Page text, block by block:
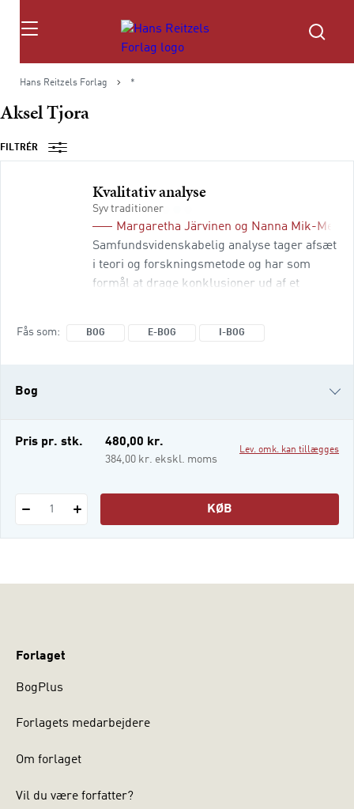
Søg
Hans Reitzels Forlag *
Aksel Tjora
FILTRÉR
Kvalitativ analyse
Syv traditioner
Margaretha Järvinen og Nanna Mik-Meyer
Samfundsvidenskabelig analyse tager afsæt
i teori og forskningsmetode og har som
formål at drage konklusioner ud af et
Fås som BOG E-BOG I-BOG
Bog
e-bog
Pris pr. stk. 480,00 kr.
384,00 kr. ekskl. moms
Lev. omk. kan tillægges
1 KØB
Forlaget
BogPlus
Forlagets medarbejdere
Om forlaget
Vil du være forfatter?